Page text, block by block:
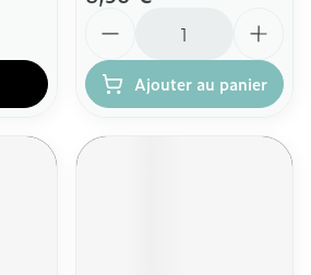
Ajouter au panier